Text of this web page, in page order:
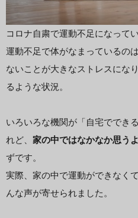
コロナ自粛で運動不足になって
運動不足で体がなまっているの
ないことが大きなストレスにな
るような状況。
いろいろな機関が「自宅ででき
れど、 家の中ではなかなか思う
ずです。
実際、家の中で運動ができなく
んな声が寄せられました。